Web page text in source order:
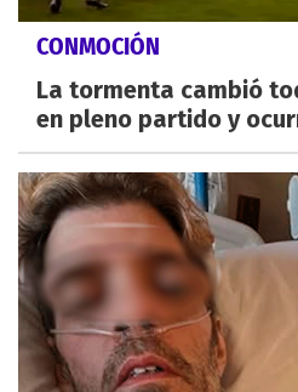
CONMOCIÓN
La tormenta cambió
en pleno partido y